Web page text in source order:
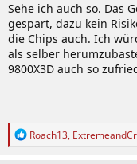
Sehe ich auch so. Das
gespart, dazu kein
die Chips auch. Ich
als selber
9800X3D auch so
R
Roach13,